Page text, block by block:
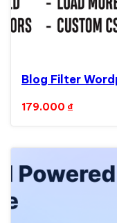
Blog Filter
179.000 ₫